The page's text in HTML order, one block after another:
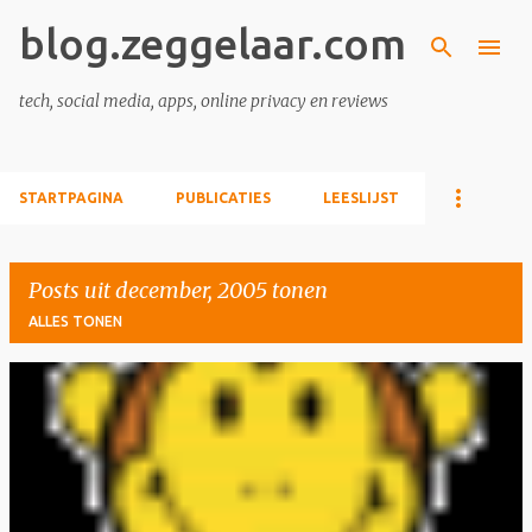
Doorgaan naar hoofdcontent
blog.zeggelaar.com
tech, social media, apps, online privacy en reviews
STARTPAGINA PUBLICATIES LEESLIJST
Posts uit december, 2005 tonen
ALLES TONEN